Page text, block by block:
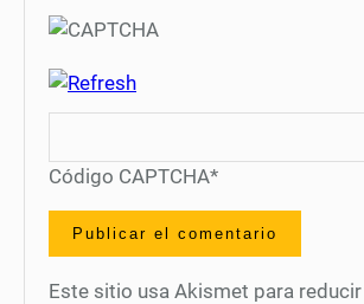
Código CAPTCHA*
Este sitio usa Akismet para